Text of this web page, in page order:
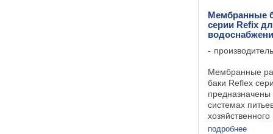
Мембранные
серии Refix
Мембранные
баки Reflex
системах
Область их
подробнее